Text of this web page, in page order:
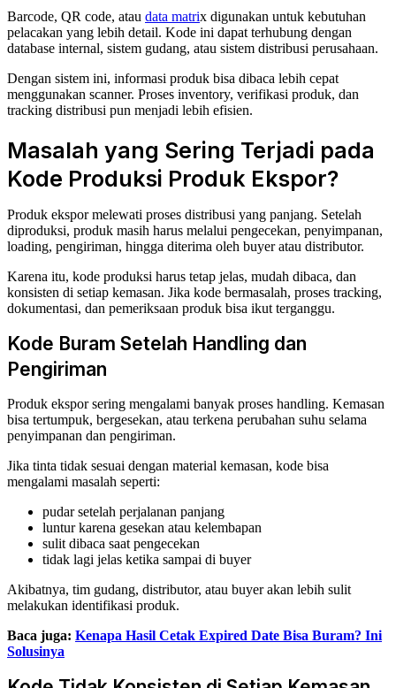
Barcode, QR code, atau data matrix digunakan untuk kebutuhan
pelacakan yang lebih detail. Kode ini dapat terhubung dengan
database internal, sistem gudang, atau sistem distribusi perusahaan.
Dengan sistem ini, informasi produk bisa dibaca lebih cepat
menggunakan scanner. Proses inventory, verifikasi produk, dan
tracking distribusi pun menjadi lebih efisien.
Masalah yang Sering Terjadi pada
Kode Produksi Produk Ekspor?
Produk ekspor melewati proses distribusi yang panjang. Setelah
diproduksi, produk masih harus melalui pengecekan, penyimpanan,
loading, pengiriman, hingga diterima oleh buyer atau distributor.
Karena itu, kode produksi harus tetap jelas, mudah dibaca, dan
konsisten di setiap kemasan. Jika kode bermasalah, proses tracking,
dokumentasi, dan pemeriksaan produk bisa ikut terganggu.
Kode Buram Setelah Handling dan
Pengiriman
Produk ekspor sering mengalami banyak proses handling. Kemasan
bisa tertumpuk, bergesekan, atau terkena perubahan suhu selama
penyimpanan dan pengiriman.
Jika tinta tidak sesuai dengan material kemasan, kode bisa
mengalami masalah seperti:
pudar setelah perjalanan panjang
luntur karena gesekan atau kelembapan
sulit dibaca saat pengecekan
tidak lagi jelas ketika sampai di buyer
Akibatnya, tim gudang, distributor, atau buyer akan lebih sulit
melakukan identifikasi produk.
Baca juga: Kenapa Hasil Cetak Expired Date Bisa Buram? Ini
Solusinya